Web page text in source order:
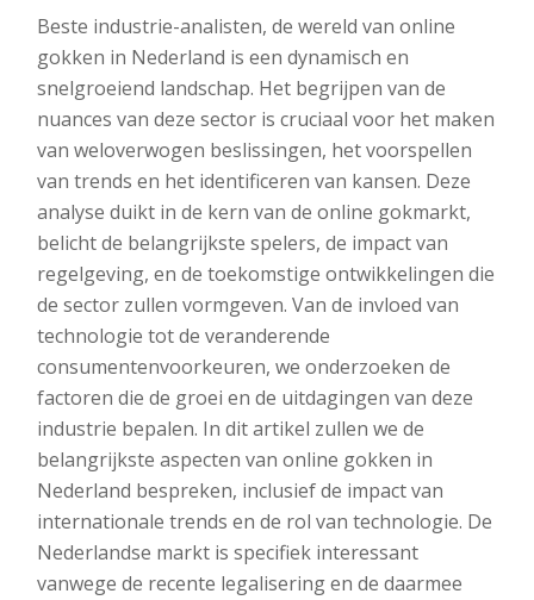
Beste industrie-analisten, de wereld van online
gokken in Nederland is een dynamisch en
snelgroeiend landschap. Het begrijpen van de
nuances van deze sector is cruciaal voor het maken
van weloverwogen beslissingen, het voorspellen
van trends en het identificeren van kansen. Deze
analyse duikt in de kern van de online gokmarkt,
belicht de belangrijkste spelers, de impact van
regelgeving, en de toekomstige ontwikkelingen die
de sector zullen vormgeven. Van de invloed van
technologie tot de veranderende
consumentenvoorkeuren, we onderzoeken de
factoren die de groei en de uitdagingen van deze
industrie bepalen. In dit artikel zullen we de
belangrijkste aspecten van online gokken in
Nederland bespreken, inclusief de impact van
internationale trends en de rol van technologie. De
Nederlandse markt is specifiek interessant
vanwege de recente legalisering en de daarmee